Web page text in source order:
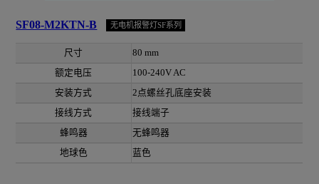
SF08-M2KTN-B 无电机报警灯SF系列
尺寸
80 mm
额定电压
100-240V AC
安装方式
2点螺丝孔底座安装
接线方式
接线端子
蜂鸣器
无蜂鸣器
地球色
蓝色